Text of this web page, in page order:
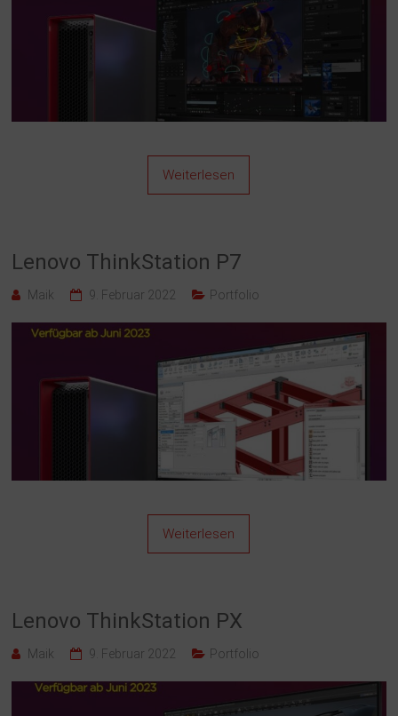
Weiterlesen
Lenovo ThinkStation P7
Maik 9. Februar 2022 Portfolio
Weiterlesen
Lenovo ThinkStation PX
Maik 9. Februar 2022 Portfolio